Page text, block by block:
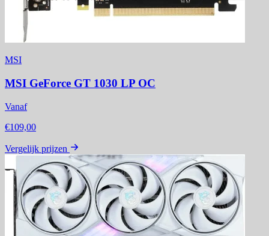
MSI
MSI GeForce GT 1030 LP OC
Vanaf
€109,00
Vergelijk prijzen